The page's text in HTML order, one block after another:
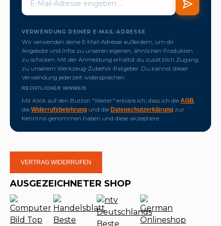
VERWENDUNG DEINER E-MAIL-ADRESSE
Wir verwenden deine E-Mail-Adresse außerdem, um dir
Angebote und Infos zu unseren eigenen, ähnlichen Produkten
zu schicken. Mit der Anmeldung erhältst du zusätzlich Zugang
zu unserem Werkzeug-Zubehör-Ratgeber. Du kannst dieser
Verwendung jederzeit widersprechen.
RECHTLICHER HINWEIS
Mit Klick auf den Button "Weiter" erkläre ich, dass ich die AGB,
die Widerrufsbelehrung und die Datenschutzerklärung zur
Kenntnis genommen haben und diese akzeptiere.
VERTRAG WIDERRUFEN
AUSGEZEICHNETER SHOP